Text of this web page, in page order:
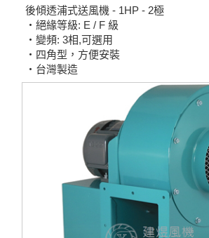
後傾透浦式送風機 - 1HP - 2極
‧絕緣等級: E / F 級
‧變頻: 3相,可選用
‧四角型，方便安裝
‧台灣製造